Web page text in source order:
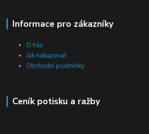
Informace pro zákazníky
O nás
Jak nakupovat
Obchodní podmínky
Ceník potisku a ražby